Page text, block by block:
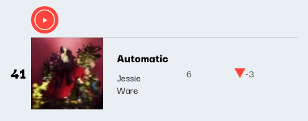
41
Automatic
Jessie
Ware
6 -3